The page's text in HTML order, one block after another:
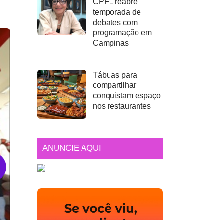
CPFL reabre
temporada de
debates com
programação em
Campinas
Tábuas para
compartilhar
conquistam espaço
nos restaurantes
ANUNCIE AQUI